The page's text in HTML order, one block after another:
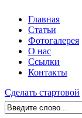
Главная
Статьи
Фотогалерея
О нас
Ссылки
Контакты
Сделать стартовой